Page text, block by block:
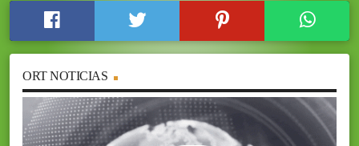
ORT NOTICIAS